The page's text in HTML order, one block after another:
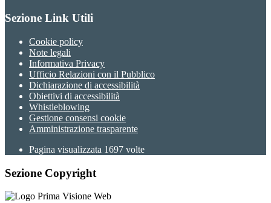
Sezione Link Utili
Cookie policy
Note legali
Informativa Privacy
Ufficio Relazioni con il Pubblico
Dichiarazione di accessibilità
Obiettivi di accessibilità
Whistleblowing
Gestione consensi cookie
Amministrazione trasparente
Pagina visualizzata 1697 volte
Sezione Copyright